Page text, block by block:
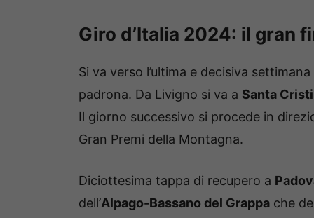
Giro d’Italia 2024: il gran
Si va verso l’ultima e decisiva
padrona. Da Livigno si va a Santa
Il giorno successivo si procede in
Gran Premi della Montagna.
Diciottesima tappa di recupero a
dell’Alpago-Bassano del Grappa che